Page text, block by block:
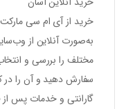
خرید از آی ام سی
به‌صورت آنلاین از
مختلف را بررسی و
سفارش دهید و آن را در
گارانتی و خدمات پس